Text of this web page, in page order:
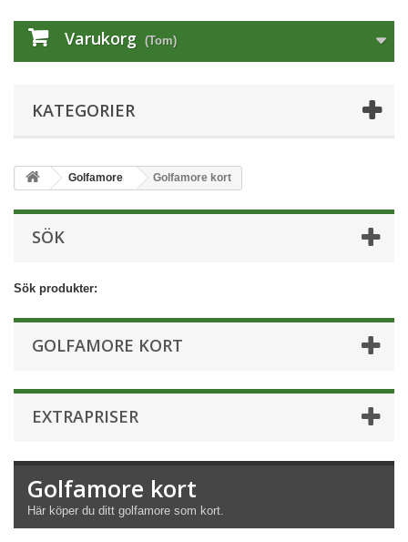
Varukorg (Tom)
KATEGORIER
Golfamore Golfamore kort
SÖK
Sök produkter:
GOLFAMORE KORT
EXTRAPRISER
Golfamore kort
Här köper du ditt golfamore som kort.